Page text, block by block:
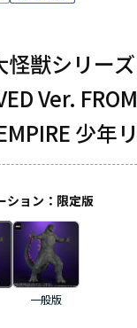
獣シリーズ
Ver.
少年
ション ： 限定版
一般版